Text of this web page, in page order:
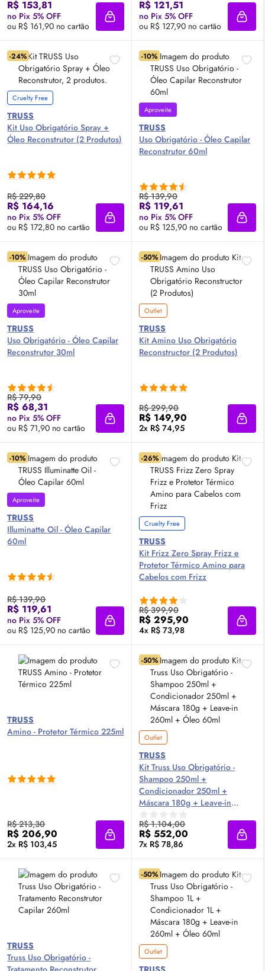
R$ 153,81
no Pix 5% OFF
ou R$ 161,90 no cartão
Adicionar à sacola
R$ 121,51
no Pix 5% OFF
ou R$ 127,90 no cartão
-24%
Cruelty Free
TRUSS
Kit Uso Obrigatório Spray +
Óleo Reconstrutor (2 Produtos)
R$ 229,80
R$ 164,16
no Pix 5% OFF
ou R$ 172,80 no cartão
Adicionar à sacola
-10%
Aproveite
TRUSS
Uso Obrigatório - Óleo Capilar
Reconstrutor 60ml
R$ 139,90
R$ 119,61
no Pix 5% OFF
ou R$ 125,90 no cartão
-10%
Aproveite
TRUSS
Uso Obrigatório - Óleo Capilar
Reconstrutor 30ml
R$ 79,90
R$ 68,31
no Pix 5% OFF
ou R$ 71,90 no cartão
Adicionar à sacola
-50%
Outlet
TRUSS
Kit Amino Uso Obrigatório
Reconstructor (2 Produtos)
R$ 299,90
R$ 149,90
2x R$ 74,95
-10%
Aproveite
TRUSS
IlluminatteOil - Óleo Capilar
60ml
R$ 139,90
R$ 119,61
no Pix 5% OFF
ou R$ 125,90 no cartão
Adicionar à sacola
-26%
Cruelty Free
TRUSS
Kit Frizz Zero Spray Frizz e
Protetor Térmico Amino para
Cabelos com Frizz
R$ 399,90
R$ 295,90
4x R$ 73,98
TRUSS
Amino - Protetor Térmico 225ml
R$ 213,30
R$ 206,90
2x R$ 103,45 Adicionar à sacola
-50%
Outlet
TRUSS
Kit Truss Uso Obrigatório -
Shampoo 250ml +
Condicionador 250ml +
Máscara 180g + Leave-in
R$ 1.104,00
R$ 552,00
7x R$ 78,86
TRUSS
Truss Uso Obrigatório -
-50%
Outlet